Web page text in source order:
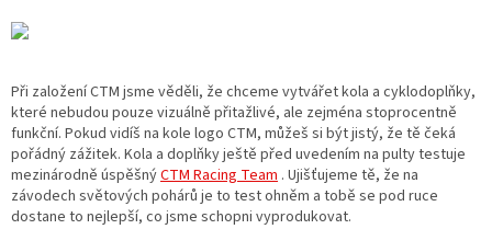
Při založení CTM jsme věděli, že chceme vytvářet kola a cyklodoplňky,
které nebudou pouze vizuálně přitažlivé, ale zejména stoprocentně
funkční. Pokud vidíš na kole logo CTM, můžeš si být jistý, že tě čeká
pořádný zážitek. Kola a doplňky ještě před uvedením na pulty testuje
mezinárodně úspěšnýCTM Racing Team . Ujišťujeme tě, že na
závodech světových pohárů je to test ohněm a tobě se pod ruce
dostane to nejlepší, co jsme schopni vyprodukovat.